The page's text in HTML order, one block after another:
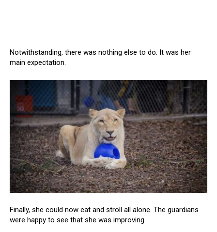
Notwithstanding, there was nothing else to do. It was her
main expectation.
Finally, she could now eat and stroll all alone. The guardians
were happy to see that she was improving.